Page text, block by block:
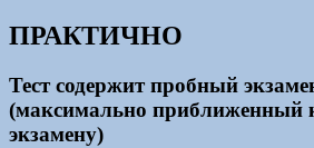
ПРАКТИЧНО
Тест содержит пробный
(максимально приближенный
экзамену)